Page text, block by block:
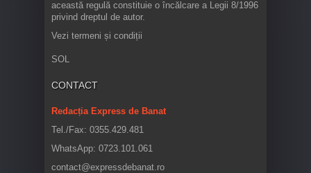
această regulă constituie o încălcare a Legii 8/1996
privind dreptul de autor.
Vezi termeni și condiții
SOL
CONTACT
Redacția Express de Banat
Tel./Fax: 0355.429.481
WhatsApp: 0723.101.061
contact@expressdebanat.ro